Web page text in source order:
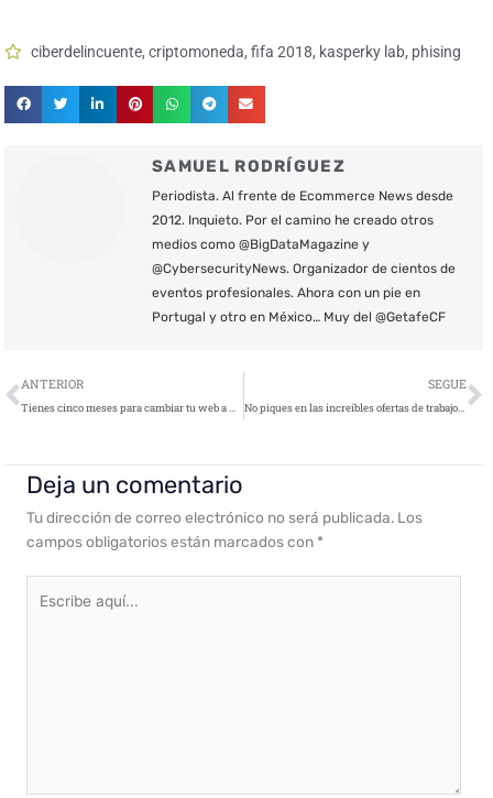
ciberdelincuente,criptomoneda,fifa 2018, kasperky lab, phising
SAMUEL RODRÍGUEZ
Periodista. Al frente de Ecommerce News desde
2012. Inquieto. Por el camino he creado otros
medios como @BigDataMagazine y
@CybersecurityNews. Organizador de cientos de
eventos profesionales. Ahora con un pie en
Portugal y otro en México… Muy del @GetafeCF
Ant
ANTERIOR
Tienes cinco meses para cambiar tu web a HTTPS
SEGUE
No piques en las increíbles ofertas de trabajo que recibes por email
Deja un comentario
Tu dirección de correo electrónico no será publicada. Los
campos obligatorios están marcados con *
aquí...